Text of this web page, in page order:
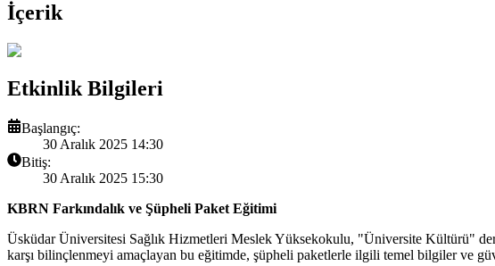
İçerik
Etkinlik Bilgileri
Başlangıç:
30 Aralık 2025 14:30
Bitiş:
30 Aralık 2025 15:30
KBRN Farkındalık ve Şüpheli Paket Eğitimi
Üsküdar Üniversitesi Sağlık Hizmetleri Meslek Yüksekokulu, "Üniversite Kültürü"
karşı bilinçlenmeyi amaçlayan bu eğitimde, şüpheli paketlerle ilgili temel bilgiler ve